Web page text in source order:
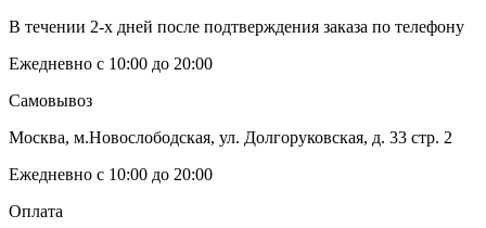
В течении 2-х дней после подтверждения заказа по телефону
Ежедневно с 10:00 до 20:00
Самовывоз
Москва, м.Новослободская, ул. Долгоруковская, д. 33 стр. 2
Ежедневно с 10:00 до 20:00
Оплата